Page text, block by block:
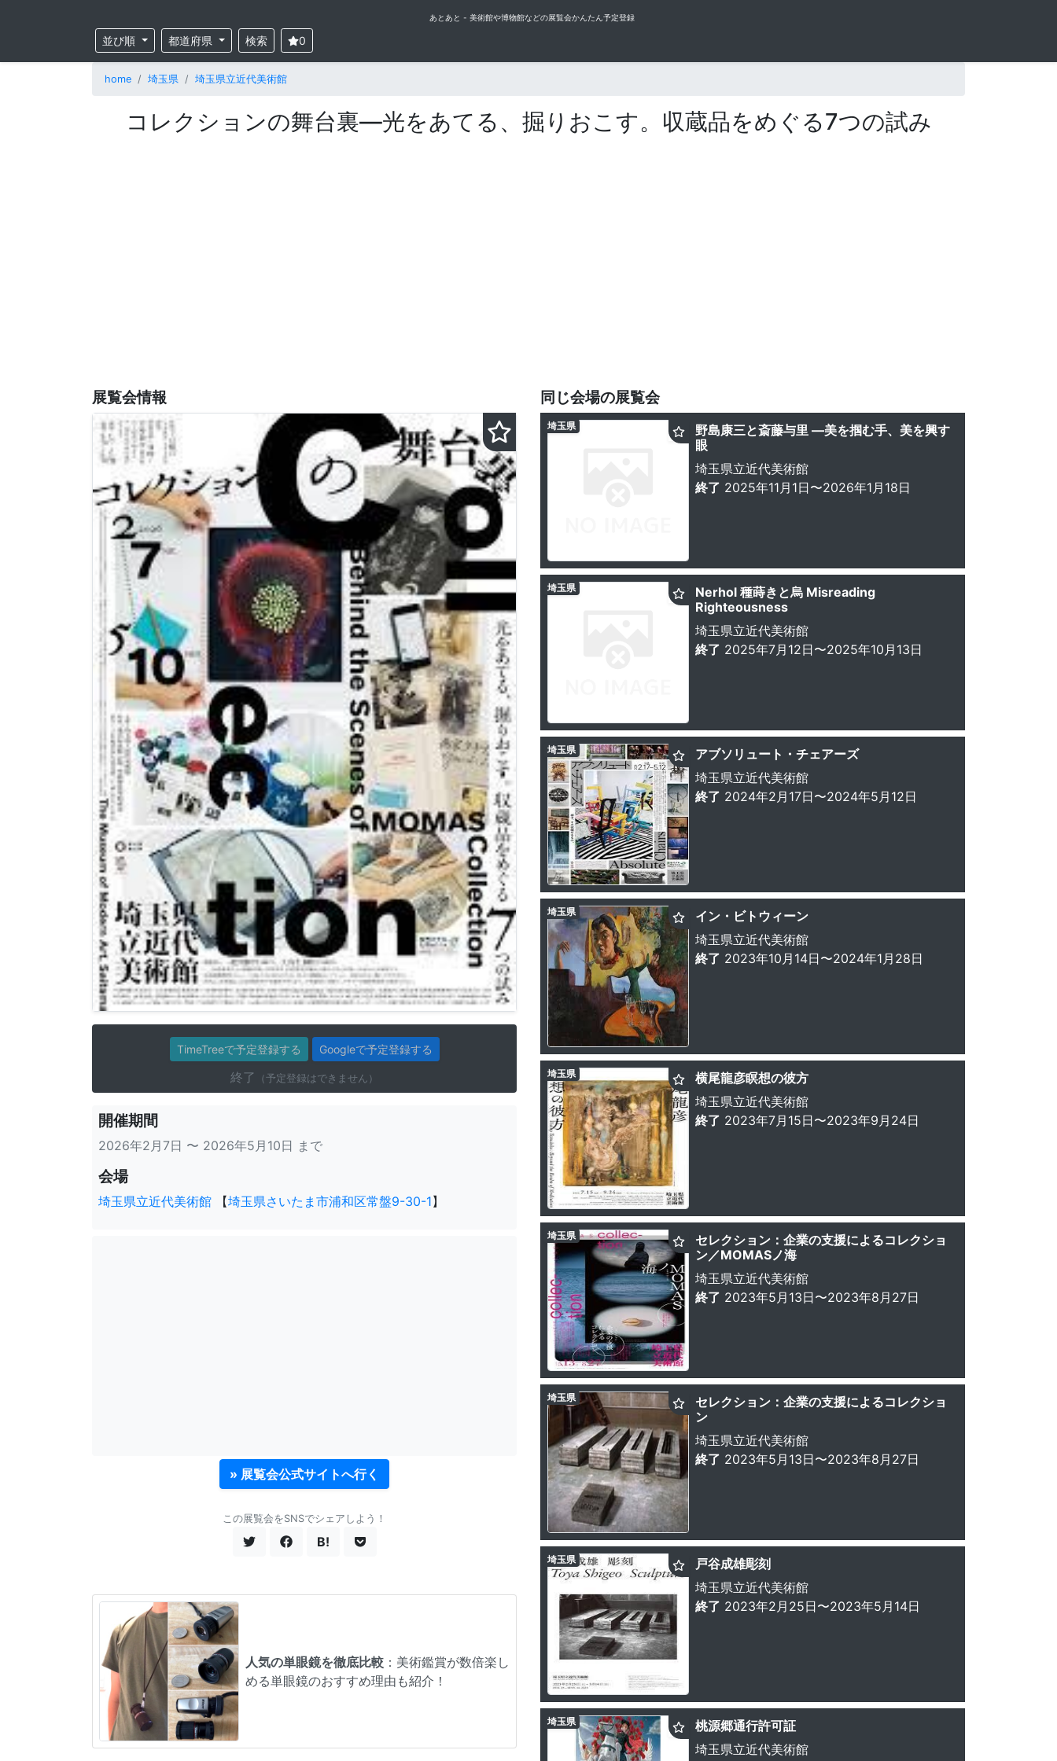
あとあと - 美術館や博物館などの展覧会かんたん予定登録
並び順 都道府県 検索 0
home 埼玉県 埼玉県立近代美術館
コレクションの舞台裏―光をあてる、掘りおこす。収蔵品をめぐる7つの試み
展覧会情報
TimeTreeで予定登録する Googleで予定登録する
終了 （予定登録はできません）
開催期間
2026年2月7日 〜 2026年5月10日 まで
会場
埼玉県立近代美術館 【埼玉県さいたま市浦和区常盤9-30-1】
» 展覧会公式サイトへ行く
この展覧会をSNSでシェアしよう！
B!
人気の単眼鏡を徹底比較 ：美術鑑賞が数倍楽し
める単眼鏡のおすすめ理由も紹介！
同じ会場の展覧会
野島康三と斎藤与里 ―美を掴む手、美を興す
眼
埼玉県立近代美術館
終了 2025年11月1日〜2026年1月18日
埼玉県
Nerhol 種蒔きと烏 Misreading
Righteousness
埼玉県立近代美術館
終了 2025年7月12日〜2025年10月13日
埼玉県
アブソリュート・チェアーズ
埼玉県立近代美術館
終了 2024年2月17日〜2024年5月12日
埼玉県
イン・ビトウィーン
埼玉県立近代美術館
終了 2023年10月14日〜2024年1月28日
埼玉県
横尾龍彦瞑想の彼方
埼玉県立近代美術館
終了 2023年7月15日〜2023年9月24日
埼玉県
セレクション：企業の支援によるコレクショ
ン／MOMASノ海
埼玉県立近代美術館
終了 2023年5月13日〜2023年8月27日
埼玉県
セレクション：企業の支援によるコレクショ
ン
埼玉県立近代美術館
終了 2023年5月13日〜2023年8月27日
埼玉県
戸谷成雄彫刻
埼玉県立近代美術館
終了 2023年2月25日〜2023年5月14日
埼玉県
桃源郷通行許可証
埼玉県立近代美術館
埼玉県